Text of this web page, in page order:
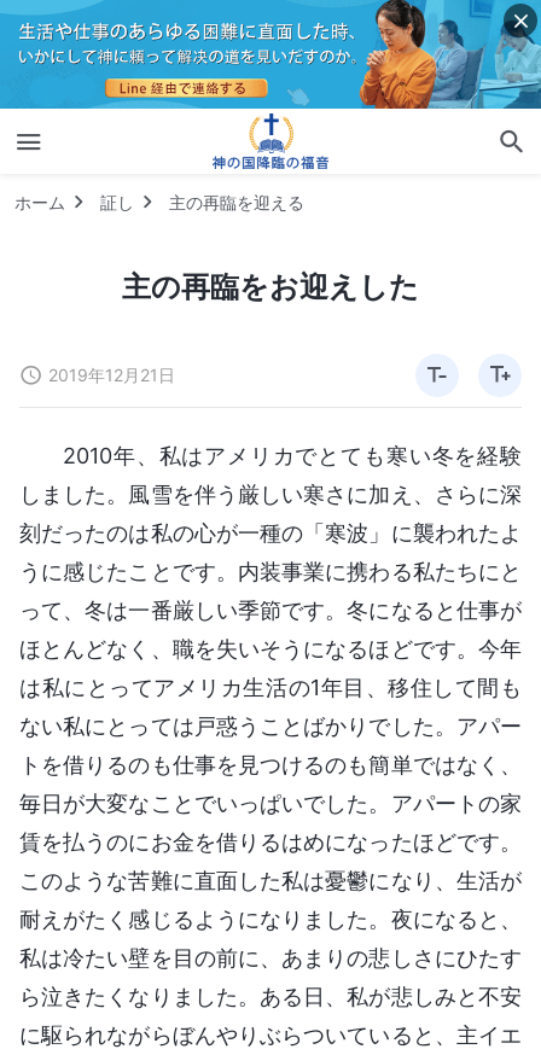
ホーム 証し 主の再臨を迎える
主の再臨をお迎えした
2019年12月21日
2010年、私はアメリカでとても寒い冬を経験
しました。風雪を伴う厳しい寒さに加え、さらに深
刻だったのは私の心が一種の「寒波」に襲われたよ
うに感じたことです。内装事業に携わる私たちにと
って、冬は一番厳しい季節です。冬になると仕事が
ほとんどなく、職を失いそうになるほどです。今年
は私にとってアメリカ生活の1年目、移住して間も
ない私にとっては戸惑うことばかりでした。アパー
トを借りるのも仕事を見つけるのも簡単ではなく、
毎日が大変なことでいっぱいでした。アパートの家
賃を払うのにお金を借りるはめになったほどです。
このような苦難に直面した私は憂鬱になり、生活が
耐えがたく感じるようになりました。夜になると、
私は冷たい壁を目の前に、あまりの悲しさにひたす
ら泣きたくなりました。ある日、私が悲しみと不安
に駆られながらぼんやりぶらついていると、主イエ